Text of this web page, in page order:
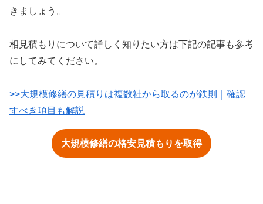
きましょう。
相見積もりについて詳しく知りたい方は下記の記事も参考
にしてみてください。
>>大規模修繕の見積りは複数社から取るのが鉄則｜確認
すべき項目も解説
大規模修繕の格安見積もりを取得